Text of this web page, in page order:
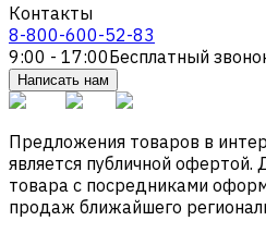
Контакты
8-800-600-52-83
9:00 - 17:00Бесплатный
Написать нам
Предложения товаров в
является публичной
товара с посредниками
продаж ближайшего